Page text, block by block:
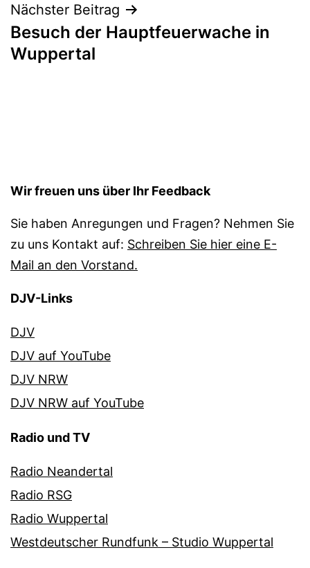
Nächster Beitrag
Besuch der Hauptfeuerwache in
Wuppertal
Wir freuen uns über Ihr Feedback
Sie haben Anregungen und Fragen? Nehmen Sie
zu uns Kontakt auf: Schreiben Sie hier eine E-
Mail an den Vorstand.
DJV-Links
DJV
DJV auf YouTube
DJV NRW
DJV NRW auf YouTube
Radio und TV
Radio Neandertal
Radio RSG
Radio Wuppertal
Westdeutscher Rundfunk – Studio Wuppertal